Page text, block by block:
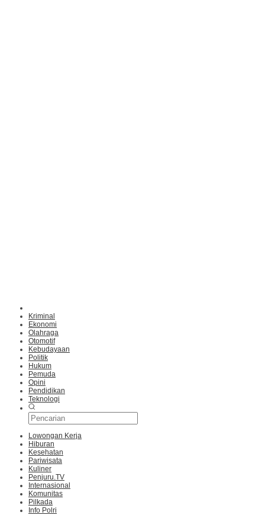
Kriminal
Ekonomi
Olahraga
Otomotif
Kebudayaan
Politik
Hukum
Pemuda
Opini
Pendidikan
Teknologi
Lowongan Kerja
Hiburan
Kesehatan
Pariwisata
Kuliner
Penjuru.TV
Internasional
Komunitas
Pilkada
Info Polri